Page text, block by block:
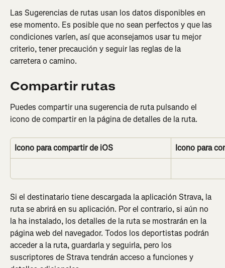
Las Sugerencias de rutas usan los datos disponibles en
ese momento. Es posible que no sean perfectos y que las
condiciones varíen, así que aconsejamos usar tu mejor
criterio, tener precaución y seguir las reglas de la
carretera o camino.
Compartir rutas
Puedes compartir una sugerencia de ruta pulsando el
icono de compartir en la página de detalles de la ruta.
Icono para compartir de iOS Icono para
Si el destinatario tiene descargada la aplicación Strava, la
ruta se abrirá en su aplicación. Por el contrario, si aún no
la ha instalado, los detalles de la ruta se mostrarán en la
página web del navegador. Todos los deportistas podrán
acceder a la ruta, guardarla y seguirla, pero los
suscriptores de Strava tendrán acceso a funciones y